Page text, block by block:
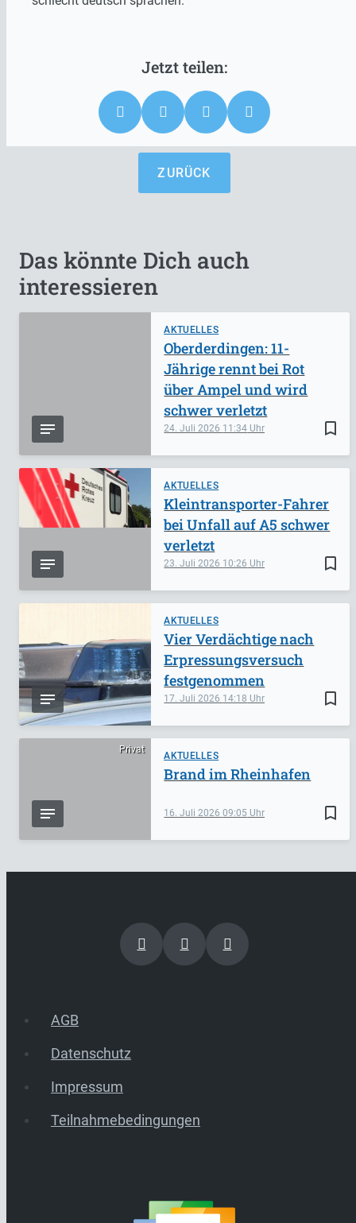
ZURÜCK
Das könnte Dich auch
interessieren
AKTUELLES
bookmark_border
24. Juli 2026 11:34
Oberderdingen: 11-
Jährige rennt bei Rot
über Ampel und wird
schwer verletzt
AKTUELLES
bookmark_border
23. Juli 2026 10:26
Kleintransporter-Fahrer
bei Unfall auf A5 schwer
verletzt
AKTUELLES
bookmark_border
17. Juli 2026 14:18
Vier Verdächtige nach
Erpressungsversuch
festgenommen
Privat
AKTUELLES
bookmark_border
16. Juli 202609:05
Brand im Rheinhafen
AGB
Datenschutz
Impressum
Teilnahmebedingungen